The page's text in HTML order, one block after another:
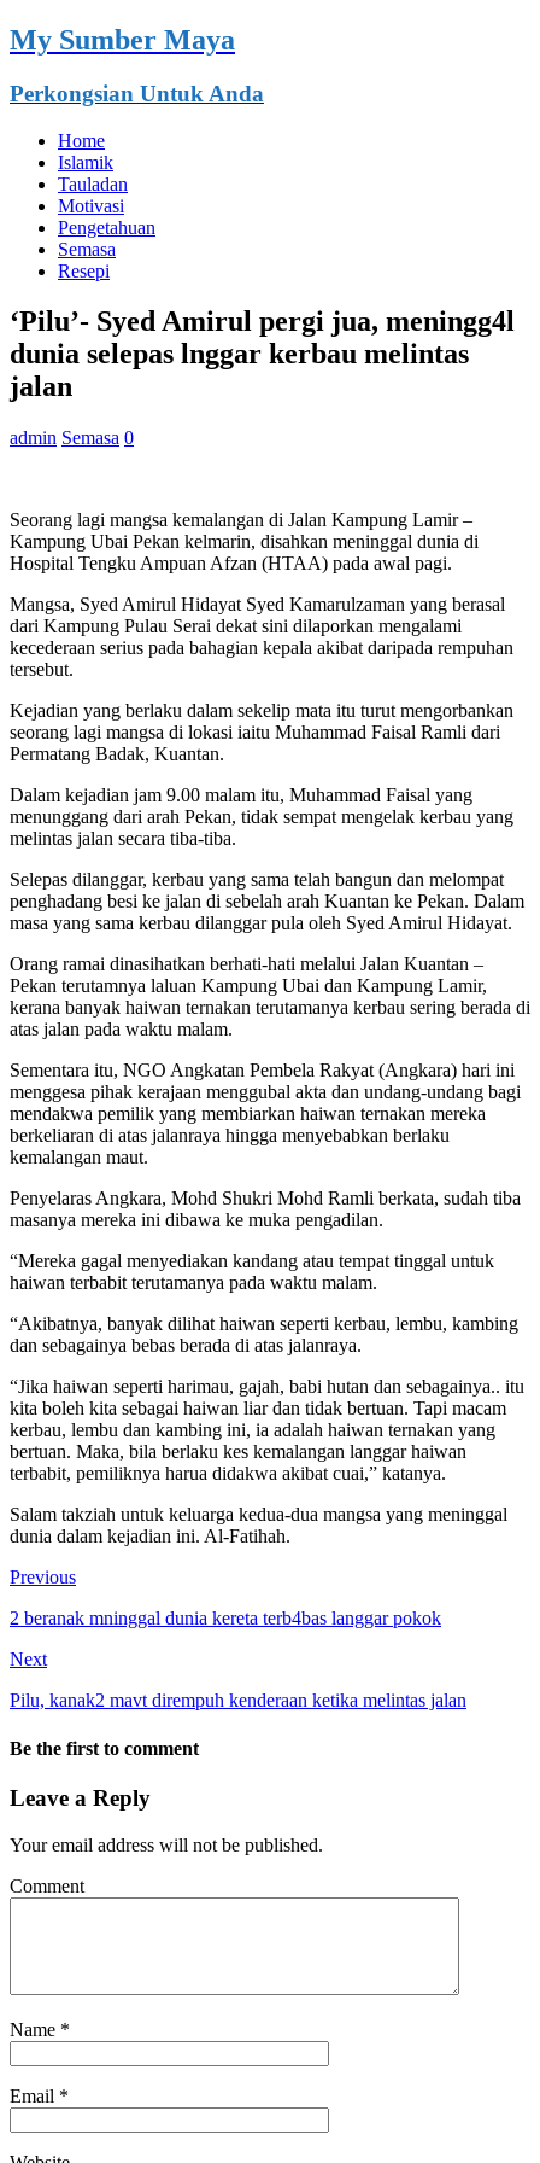
My Sumber Maya
Perkongsian Untuk Anda
Home
Islamik
Tauladan
Motivasi
Pengetahuan
Semasa
Resepi
‘Pilu’- Syed Amirul pergi jua, meningg4l
dunia selepas lnggar kerbau melintas
jalan
admin Semasa 0
Seorang lagi mangsa kemalangan di Jalan Kampung Lamir –
Kampung Ubai Pekan kelmarin, disahkan meninggal dunia di
Hospital Tengku Ampuan Afzan (HTAA) pada awal pagi.
Mangsa, Syed Amirul Hidayat Syed Kamarulzaman yang berasal
dari Kampung Pulau Serai dekat sini dilaporkan mengalami
kecederaan serius pada bahagian kepala akibat daripada rempuhan
tersebut.
Kejadian yang berlaku dalam sekelip mata itu turut mengorbankan
seorang lagi mangsa di lokasi iaitu Muhammad Faisal Ramli dari
Permatang Badak, Kuantan.
Dalam kejadian jam 9.00 malam itu, Muhammad Faisal yang
menunggang dari arah Pekan, tidak sempat mengelak kerbau yang
melintas jalan secara tiba-tiba.
Selepas dilanggar, kerbau yang sama telah bangun dan melompat
penghadang besi ke jalan di sebelah arah Kuantan ke Pekan. Dalam
masa yang sama kerbau dilanggar pula oleh Syed Amirul Hidayat.
Orang ramai dinasihatkan berhati-hati melalui Jalan Kuantan –
Pekan terutamnya laluan Kampung Ubai dan Kampung Lamir,
kerana banyak haiwan ternakan terutamanya kerbau sering berada di
atas jalan pada waktu malam.
Sementara itu, NGO Angkatan Pembela Rakyat (Angkara) hari ini
menggesa pihak kerajaan menggubal akta dan undang-undang bagi
mendakwa pemilik yang membiarkan haiwan ternakan mereka
berkeliaran di atas jalanraya hingga menyebabkan berlaku
kemalangan maut.
Penyelaras Angkara, Mohd Shukri Mohd Ramli berkata, sudah tiba
masanya mereka ini dibawa ke muka pengadilan.
“Mereka gagal menyediakan kandang atau tempat tinggal untuk
haiwan terbabit terutamanya pada waktu malam.
“Akibatnya, banyak dilihat haiwan seperti kerbau, lembu, kambing
dan sebagainya bebas berada di atas jalanraya.
“Jika haiwan seperti harimau, gajah, babi hutan dan sebagainya.. itu
kita boleh kita sebagai haiwan liar dan tidak bertuan. Tapi macam
kerbau, lembu dan kambing ini, ia adalah haiwan ternakan yang
bertuan. Maka, bila berlaku kes kemalangan langgar haiwan
terbabit, pemiliknya harua didakwa akibat cuai,” katanya.
Salam takziah untuk keluarga kedua-dua mangsa yang meninggal
dunia dalam kejadian ini. Al-Fatihah.
Previous
2 beranak mninggal dunia kereta terb4bas langgar pokok
Next
Pilu, kanak2 mavt dirempuh kenderaan ketika melintas jalan
Be the first to comment
Leave a Reply
Your email address will not be published.
Comment
Name *
Email *